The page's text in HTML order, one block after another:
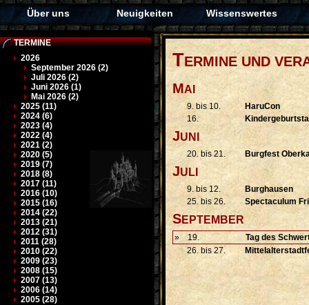
Über uns Neuigkeiten Wissenswertes
TERMINE
2026
September 2026 (2)
Juli 2026 (2)
Juni 2026 (1)
Mai 2026 (2)
2025 (11)
2024 (6)
2023 (4)
2022 (4)
2021 (2)
2020 (5)
2019 (7)
2018 (8)
2017 (11)
2016 (10)
2015 (16)
2014 (22)
2013 (21)
2012 (31)
2011 (28)
2010 (22)
2009 (23)
2008 (15)
2007 (13)
2006 (14)
2005 (28)
TERMINE UND
MAI
9. bis 10.
HaruCon
16.
JUNI
20. bis 21. Burgfest
JULI
9. bis 12.
Burghausen
25. bis 26.
Spectaculum
SEPTEMBER
» 19.
Tag des
26. bis 27.